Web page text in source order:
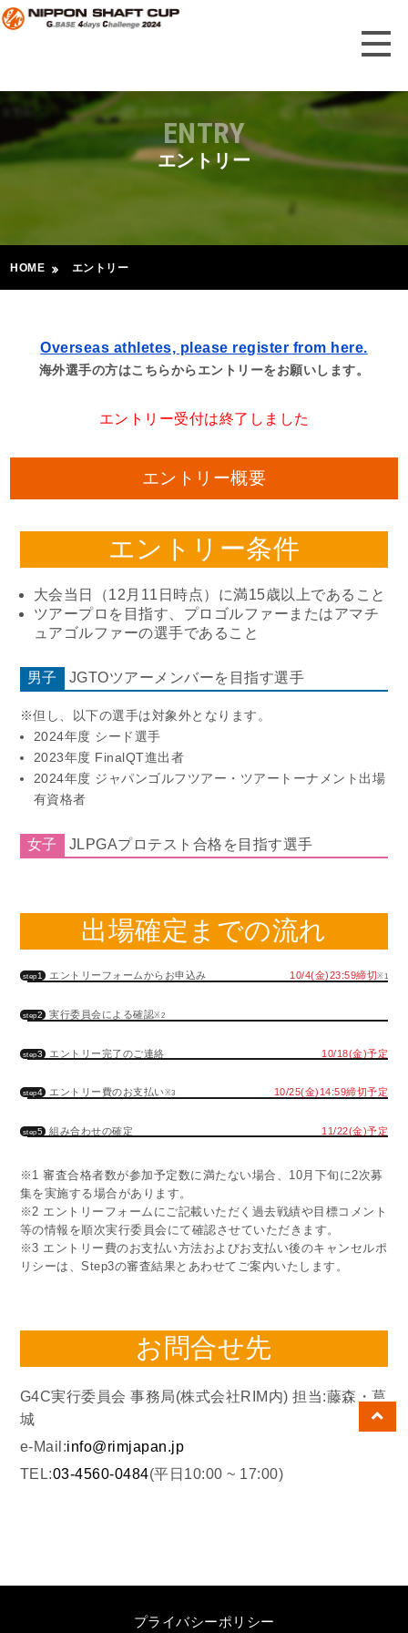
ENTRY
エントリー
HOME エントリー
Overseas athletes, please register from here.
海外選手の方はこちらからエントリーをお願いします。
エントリー受付は終了しました
エントリー概要
エントリー条件
大会当日（12月11日時点）に満15歳以上であること
ツアープロを目指す、プロゴルファーまたはアマチ
ュアゴルファーの選手であること
男子 JGTOツアーメンバーを目指す選手
※但し、以下の選手は対象外となります。
2024年度 シード選手
2023年度 FinalQT進出者
2024年度 ジャパンゴルフツアー・ツアートーナメント出場
有資格者
女子 JLPGAプロテスト合格を目指す選手
出場確定までの流れ
step1 エントリーフォームからお申込み 10/4(金)23:59締切※1
step2 実行委員会による確認※2
step3 エントリー完了のご連絡 10/18(金)予定
step4 エントリー費のお支払い※3 10/25(金)14:59締切予定
step5 組み合わせの確定 11/22(金)予定
※1 審査合格者数が参加予定数に満たない場合、10月下旬に2次募
集を実施する場合があります。
※2 エントリーフォームにご記載いただく過去戦績や目標コメント
等の情報を順次実行委員会にて確認させていただきます。
※3 エントリー費のお支払い方法およびお支払い後のキャンセルポ
リシーは、Step3の審査結果とあわせてご案内いたします。
お問合せ先
G4C実行委員会 事務局(株式会社RIM内) 担当:藤森・葛
城
e-Mail:info@rimjapan.jp
TEL:03-4560-0484(平日10:00 ~ 17:00)
プライバシーポリシー